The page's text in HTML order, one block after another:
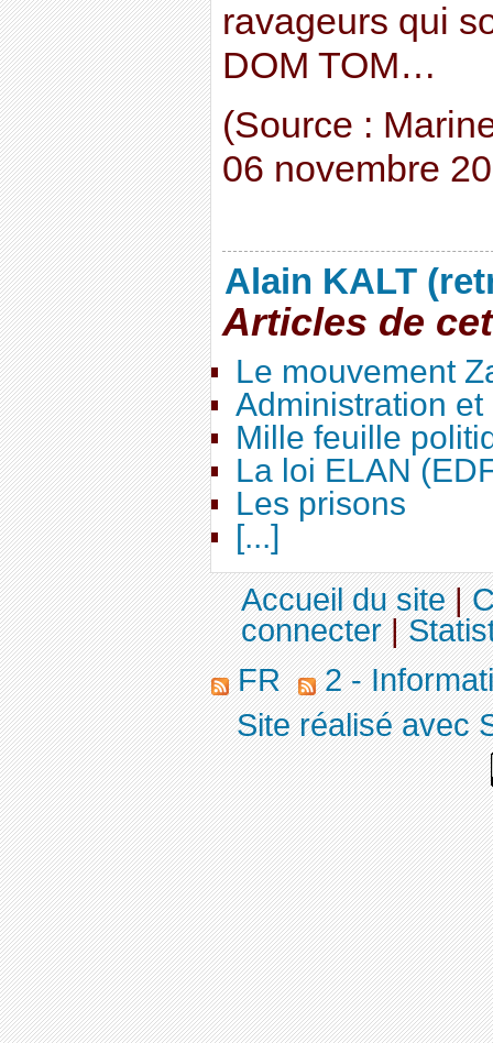
ravageurs qui
DOM TOM…
(Source :
06 novembre
Alain KALT
Articles de
Le mouvement
Administration
Mille feuille
La loi ELAN
Les prisons
[...]
Accueil du site|
connecter|
FR
2 -
Site réalisé avec